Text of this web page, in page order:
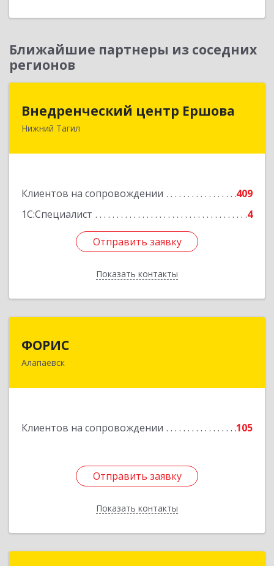
Ближайшие партнеры из соседних
регионов
Внедренческий центр Ершова
Нижний Тагил
Клиентов на сопровождении
409
1С:Специалист
4
Отправить заявку
Показать контакты
Внедренческий центр Ершова
622030, Свердловская обл, Нижний Тагил г,
Отправить заявку
Назад
ФОРИС
Алапаевск
Клиентов на сопровождении 105
Отправить заявку
Показать контакты
624601, Свердловская обл, Алапаевск г, Ленина
Отправить заявку
Назад